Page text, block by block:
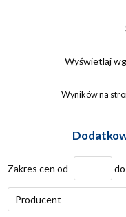
Wyświetlaj wg
Wyników na
Zakres cen od do
Producent